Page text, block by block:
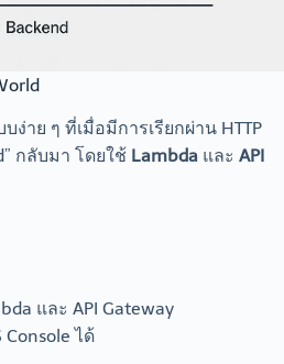
ง่าย ๆ ที่เมื่อมีการเรียกผ่าน HTTP
กลับมา โดยใช้ Lambda และ API
และ API Gateway
Console ได้